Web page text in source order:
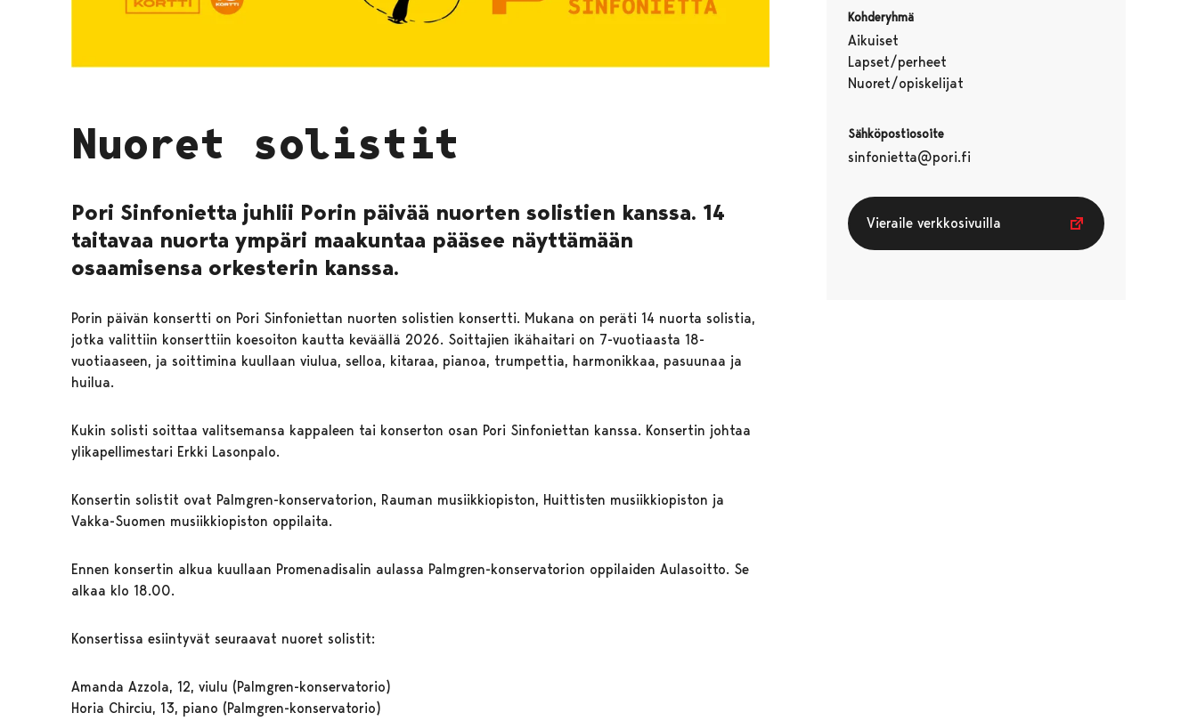
Nuoret solistit
Pori Sinfonietta juhlii Porin päivää nuorten solistien kanssa. 14
taitavaa nuorta ympäri maakuntaa pääsee näyttämään
osaamisensa orkesterin kanssa.
Porin päivän konsertti on Pori Sinfoniettan nuorten solistien konsertti. Mukana on peräti 14 nuorta solistia,
jotka valittiin konserttiin koesoiton kautta keväällä 2026. Soittajien ikähaitari on 7-vuotiaasta 18-
vuotiaaseen, ja soittimina kuullaan viulua, selloa, kitaraa, pianoa, trumpettia, harmonikkaa, pasuunaa ja
huilua.
Kukin solisti soittaa valitsemansa kappaleen tai konserton osan Pori Sinfoniettan kanssa. Konsertin johtaa
ylikapellimestari Erkki Lasonpalo.
Konsertin solistit ovat Palmgren-konservatorion, Rauman musiikkiopiston, Huittisten musiikkiopiston ja
Vakka-Suomen musiikkiopiston oppilaita.
Ennen konsertin alkua kuullaan Promenadisalin aulassa Palmgren-konservatorion oppilaiden Aulasoitto. Se
alkaa klo 18.00.
Konsertissa esiintyvät seuraavat nuoret solistit:
Amanda Azzola, 12, viulu (Palmgren-konservatorio)
Horia Chirciu, 13, piano (Palmgren-konservatorio)
Kohderyhmä
Aikuiset
Lapset/perheet
Nuoret/opiskelijat
Sähköpostiosoite
sinfonietta@pori.fi
Vieraile verkkosivuilla